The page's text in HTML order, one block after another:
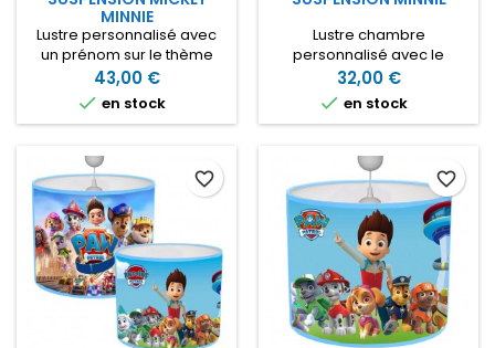
MINNIE
Lustre personnalisé avec
un prénom sur le thème
Disney. Idéal pour décorer
la chambre avec Mickey et
Minnie Lustre en tissu
43,00 €
 en stock
Lustre chambre
personnalisé avec le
prénom de votre fille et
Minnie bébé Lustre en tissu ,
2 tailles : 20 ou 25 cm de
Merci de renseigner le
prénom ci-dessous avant
de valider votre panier
32,00 €
 en stock
favorite_border favorite_border